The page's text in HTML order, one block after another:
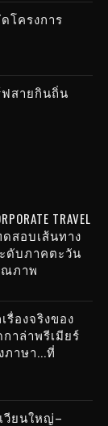
โครงการ
สายกินถิ่น
TRAVEL
สอบเส้นทาง
ะดับภาคตะวัน
ภาพ
รื่องจริงของ
าล่าพรีเมียร์
าษา...ที่
วียนใหญ่–